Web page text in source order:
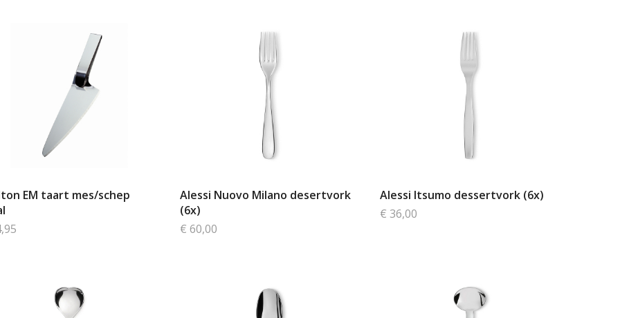
EM taart mes/schep
Alessi Nuovo Milano desertvork
(6x)
€ 60,00
Alessi Itsumo dessertvork (6x)
€ 36,00